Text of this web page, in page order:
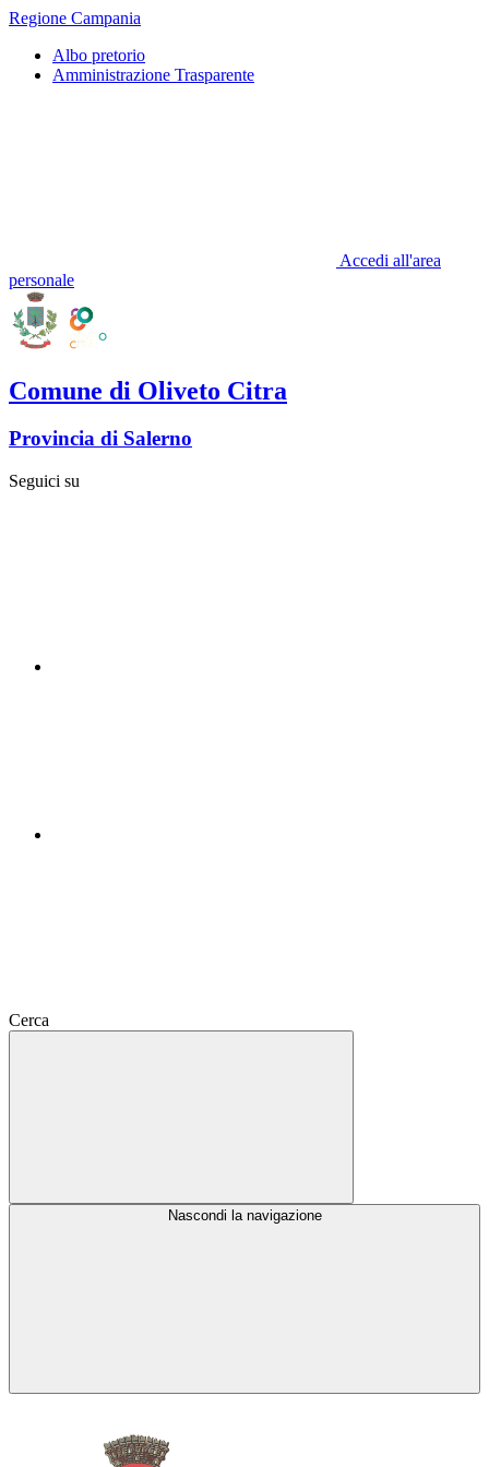
Regione Campania
Albo pretorio
Amministrazione Trasparente
Accedi all'area
personale
Comune di Oliveto Citra
Provincia di Salerno
Seguici su
Cerca
Nascondi la navigazione